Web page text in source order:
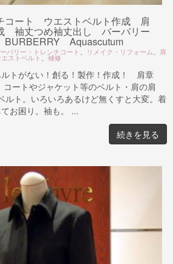
コート ウエストベルト作成 肩
袖丈つめ袖丈出し バーバリー
BURBERRY Aquascutum
バリー・トレンチコート リメイク・リフォーム 肩
ストベルト 、 補修
ルトがない！創る！製作！作成！ 肩章
ートやジャケット等のベルト・肩の肩
ルト。いろいろあるけど無くすと大変。着
お困り。袖も。 ...
続きを見る